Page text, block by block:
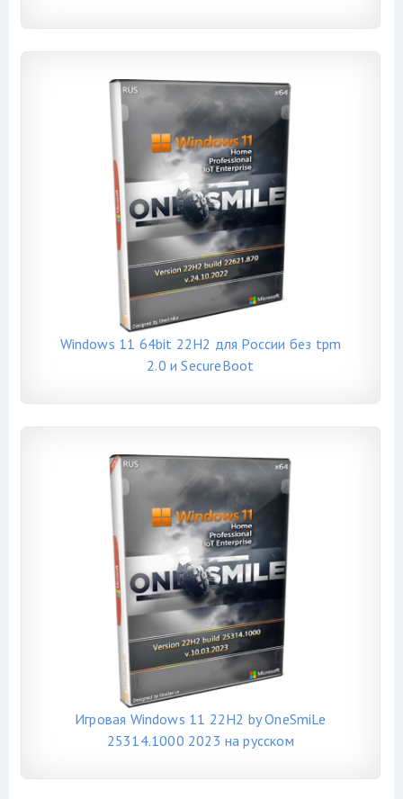
Windows 11 64bit 22H2 для России без tpm
2.0 и SecureBoot
Игровая Windows 11 22H2 by OneSmiLe
25314.1000 2023 на русском